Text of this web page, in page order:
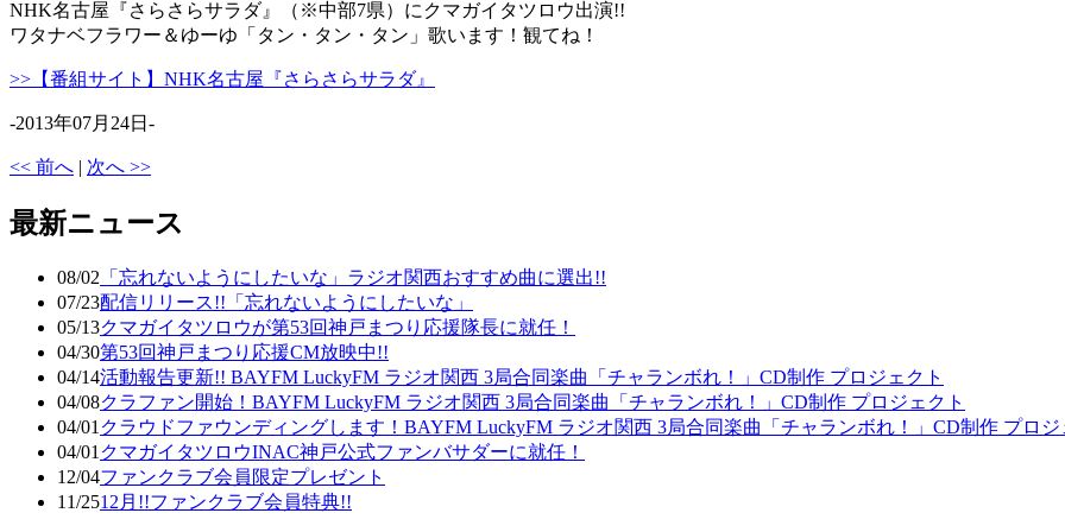
NHK名古屋『さらさらサラダ』（※中部7県）にクマガイタツロウ出演!!
ワタナベフラワー＆ゆーゆ「タン・タン・タン」歌います！観てね！
>>【番組サイト】NHK名古屋『さらさらサラダ』
-2013年07月24日-
<< 前へ | 次へ >>
最新ニュース
08/02 「忘れないようにしたいな」ラジオ関西おすすめ曲に選出!!
07/23配信リリース!!「忘れないようにしたいな」
05/13クマガイタツロウが第53回神戸まつり応援隊長に就任！
04/30第53回神戸まつり応援CM放映中!!
04/14活動報告更新!! BAYFM LuckyFM ラジオ関西 3局合同楽曲「チャランボれ！」CD制作 プロジェクト
04/08クラファン開始！BAYFM LuckyFM ラジオ関西 3局合同楽曲「チャランボれ！」CD制作 プロジェクト
04/01 クラウドファウンディングします！BAYFM LuckyFM ラジオ関西 3局合同楽曲「チャランボれ！」CD制作 プロジ
04/01 クマガイタツロウINAC神戸公式ファンバサダーに就任！
12/04ファンクラブ会員限定プレゼント
11/2512月!!ファンクラブ会員特典!!